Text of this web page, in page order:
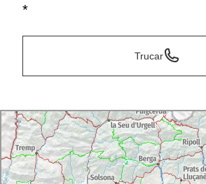
*
Trucar